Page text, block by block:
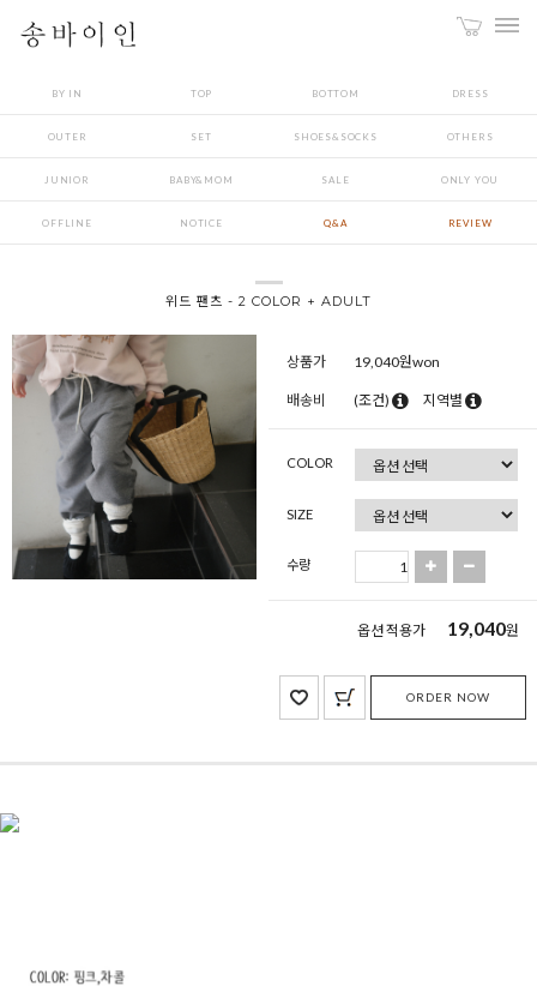
BY IN TOP BOTTOM DRESS
OUTER SET SHOES&SOCKS OTHERS
JUNIOR BABY&MOM SALE ONLY YOU
OFFLINE NOTICE Q&A REVIEW
위드 팬츠 - 2 COLOR + ADULT
상품가 19,040원won
배송비 (조건) 지역별
COLOR
SIZE
수량
옵션 적용가 19,040원
ORDER NOW